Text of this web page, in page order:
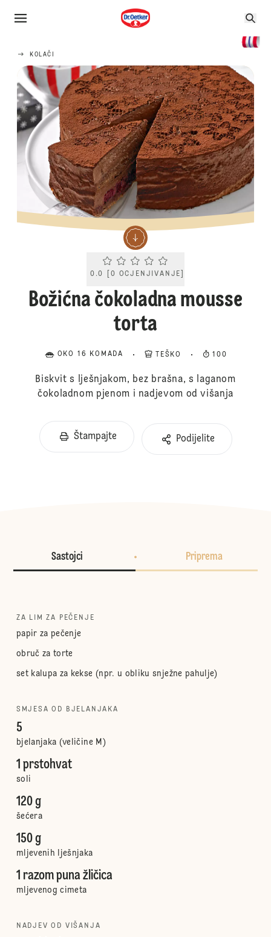
KOLAČI
Current rating 0.0. Click to rate.
0.0 [0 OCJENJIVANJE
Božićna čokoladna mousse
torta
OKO 16 KOMADA TEŠKO 100
Biskvit s lješnjakom, bez brašna, s laganom
čokoladnom pjenom i nadjevom od višanja
Štampajte Podijelite
Sastojci Priprema
ZA LIM ZA PEČENJE
papir za pečenje
obruč za torte
set kalupa za kekse (npr. u obliku snježne pahulje)
SMJESA OD BJELANJAKA
5
bjelanjaka (veličine M)
1 prstohvat
soli
120 g
šećera
150 g
mljevenih lješnjaka
1 razom puna žličica
mljevenog cimeta
NADJEV OD VIŠANJA